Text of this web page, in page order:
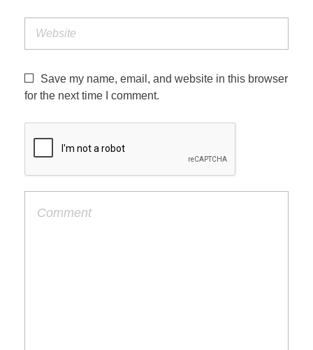
Save my name, email, and website in this browser
for the next time I comment.